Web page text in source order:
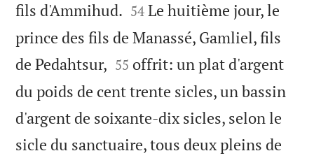
fils d'Ammihud. 

54 Le huitième jour, le
prince des fils de Manassé, Gamliel, fils
de Pedahtsur, 

55 offrit: un plat d'argent
du poids de cent trente sicles, un bassin
d'argent de soixante-dix sicles, selon le
sicle du sanctuaire, tous deux pleins de